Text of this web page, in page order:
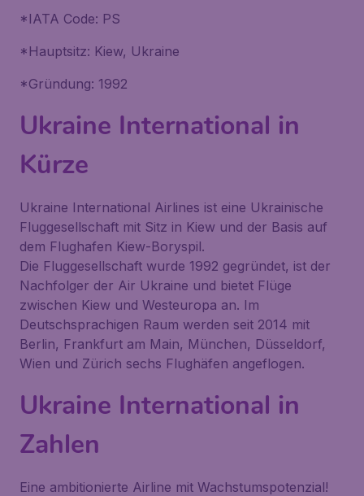
*IATA Code: PS
*Hauptsitz: Kiew, Ukraine
*Gründung: 1992
Ukraine International in
Kürze
Ukraine International Airlines ist eine Ukrainische
Fluggesellschaft mit Sitz in Kiew und der Basis auf
dem Flughafen Kiew-Boryspil.
Die Fluggesellschaft wurde 1992 gegründet, ist der
Nachfolger der Air Ukraine und bietet Flüge
zwischen Kiew und Westeuropa an. Im
Deutschsprachigen Raum werden seit 2014 mit
Berlin, Frankfurt am Main, München, Düsseldorf,
Wien und Zürich sechs Flughäfen angeflogen.
Ukraine International in
Zahlen
Eine ambitionierte Airline mit Wachstumspotenzial!